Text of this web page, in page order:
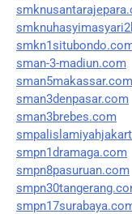
sman-3-madiun.com
sman5makassar.com
sman3denpasar.com
sman3brebes.com
smpn1dramaga.com
smpn8pasuruan.com